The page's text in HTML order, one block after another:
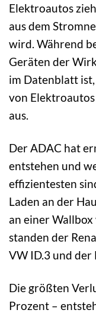
Elektroautos
aus dem
wird. Während
Geräten der
im Datenblatt
von
aus.
Der ADAC hat
entstehen und
effizientesten
Laden an der
an einer
standen der
VW ID.3 und der
Die größten
Prozent –